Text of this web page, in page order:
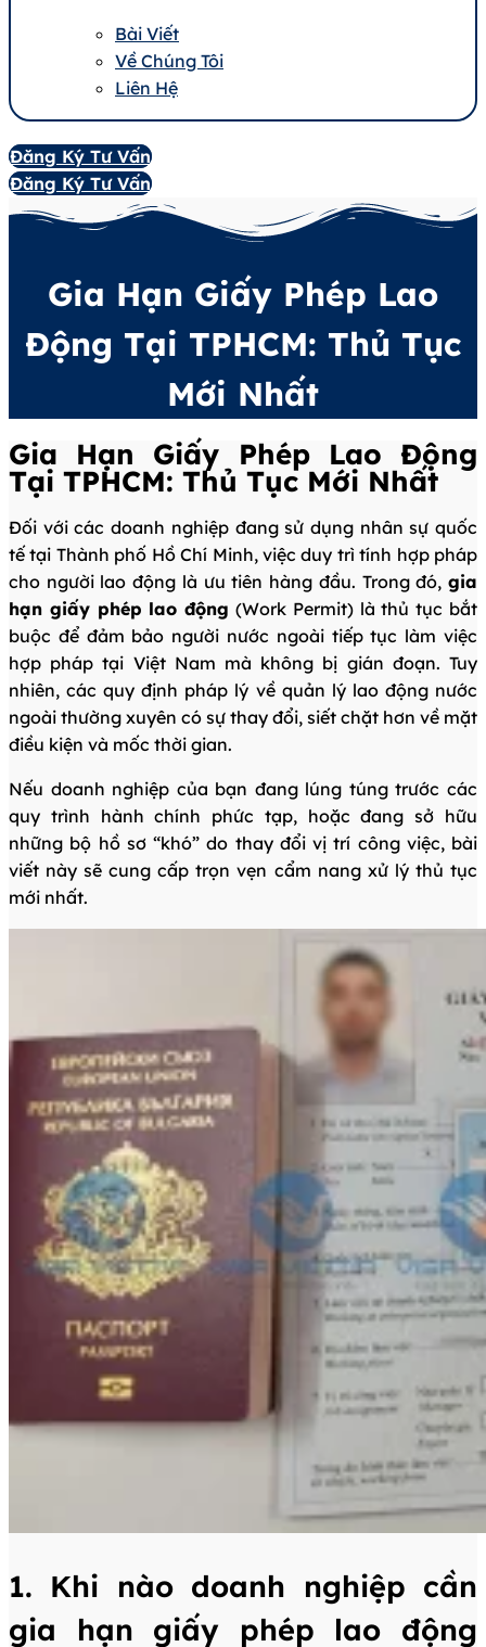
Bài Viết
Về Chúng Tôi
Liên Hệ
Đăng Ký Tư Vấn
Đăng Ký Tư Vấn
Gia Hạn Giấy Phép Lao
Động Tại TPHCM: Thủ Tục
Mới Nhất
Gia Hạn Giấy Phép Lao Động
Tại TPHCM: Thủ Tục Mới Nhất
Đối với các doanh nghiệp đang sử dụng nhân sự quốc
tế tại Thành phố Hồ Chí Minh, việc duy trì tính hợp pháp
cho người lao động là ưu tiên hàng đầu. Trong đó, gia
hạn giấy phép lao động (Work Permit) là thủ tục bắt
buộc để đảm bảo người nước ngoài tiếp tục làm việc
hợp pháp tại Việt Nam mà không bị gián đoạn. Tuy
nhiên, các quy định pháp lý về quản lý lao động nước
ngoài thường xuyên có sự thay đổi, siết chặt hơn về mặt
điều kiện và mốc thời gian.
Nếu doanh nghiệp của bạn đang lúng túng trước các
quy trình hành chính phức tạp, hoặc đang sở hữu
những bộ hồ sơ “khó” do thay đổi vị trí công việc, bài
viết này sẽ cung cấp trọn vẹn cẩm nang xử lý thủ tục
mới nhất.
1. Khi nào doanh nghiệp cần
gia hạn giấy phép lao động